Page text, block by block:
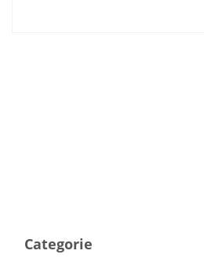
Categorie